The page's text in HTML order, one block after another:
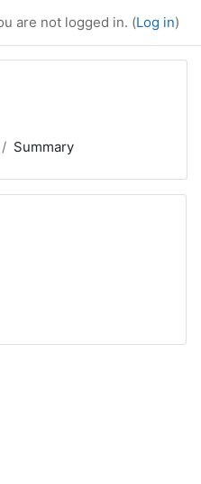
are not logged in. (Log in)
Summary